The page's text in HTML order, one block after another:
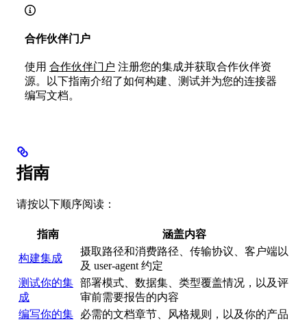
合作伙伴门户
使用 合作伙伴门户 注册您的集成并获取合作伙伴资
源。以下指南介绍了如何构建、测试并为您的连接器
编写文档。
指南
请按以下顺序阅读：
指南 涵盖内容
构建集成
摄取路径和消费路径、传输协议、客户端以
及 user-agent 约定
测试你的集
成
部署模式、数据集、类型覆盖情况，以及评
审前需要报告的内容
编写你的集
必需的文档章节、风格规则，以及你的产品